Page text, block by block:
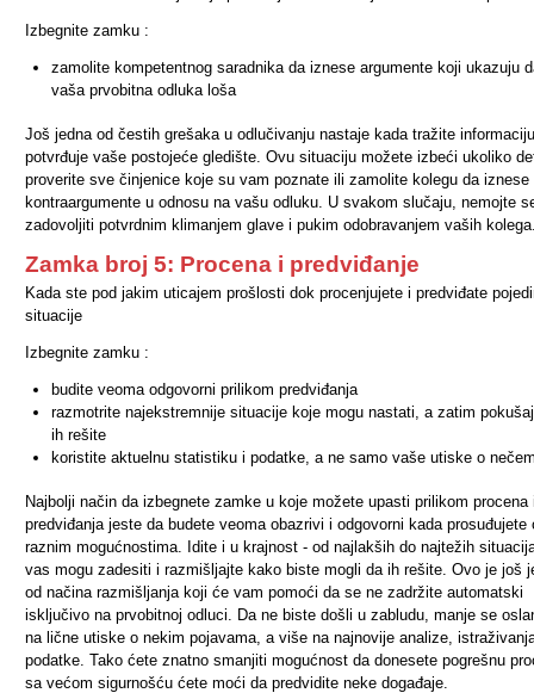
Izbegnite zamku :
zamolite kompetentnog saradnika da iznese argumente koji ukazuju
vaša prvobitna odluka loša
Još jedna od čestih grešaka u odlučivanju nastaje kada tražite
potvrđuje vaše postojeće gledište. Ovu situaciju možete izbeći ukoliko
proverite sve činjenice koje su vam poznate ili zamolite kolegu da iznese
kontraargumente u odnosu na vašu odluku. U svakom slučaju, nemojte
zadovoljiti potvrdnim klimanjem glave i pukim odobravanjem vaših
Zamka broj 5: Procena i predviđanje
Kada ste pod jakim uticajem prošlosti dok procenjujete i predviđate
situacije
Izbegnite zamku :
budite veoma odgovorni prilikom predviđanja
razmotrite najekstremnije situacije koje mogu nastati, a zatim
ih rešite
koristite aktuelnu statistiku i podatke, a ne samo vaše utiske o
Najbolji način da izbegnete zamke u koje možete upasti prilikom procena
predviđanja jeste da budete veoma obazrivi i odgovorni kada prosuđujete
raznim mogućnostima. Idite i u krajnost - od najlakših do najtežih
vas mogu zadesiti i razmišljajte kako biste mogli da ih rešite. Ovo je još
od načina razmišljanja koji će vam pomoći da se ne zadržite automatski
isključivo na prvobitnoj odluci. Da ne biste došli u zabludu, manje se
na lične utiske o nekim pojavama, a više na najnovije analize,
podatke. Tako ćete znatno smanjiti mogućnost da donesete pogrešnu
sa većom sigurnošću ćete moći da predvidite neke događaje.